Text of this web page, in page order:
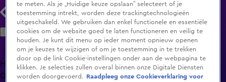
Zoeken
HomeUitzending Gemist Programma's De Bondgenoten
OranjezomerLivestreamsShop
te meten. Als je „Huidige keuze opslaan” selecteert of je
toestemming intrekt, worden deze trackingtechnologieën
uitgeschakeld. We gebruiken dan enkel functionele en essentiële
cookies om de website goed te laten functioneren en veilig te
houden. Je kunt dit menu op ieder moment opnieuw openen
om je keuzes te wijzigen of om je toestemming in te trekken
door op de link Cookie-instellingen onder aan de webpagina te
klikken. Je selecties zullen overal binnen onze Digitale Diensten
worden doorgevoerd.
Raadpleeg onze Cookieverklaring voor